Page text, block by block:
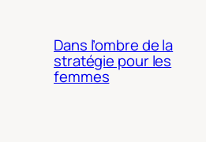
Dans l’ombre de la
stratégie pour les
femmes